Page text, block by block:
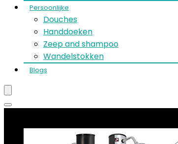
Persoonlijke
Douches
Handdoeken
Zeep and shampoo
Wandelstokken
Blogs